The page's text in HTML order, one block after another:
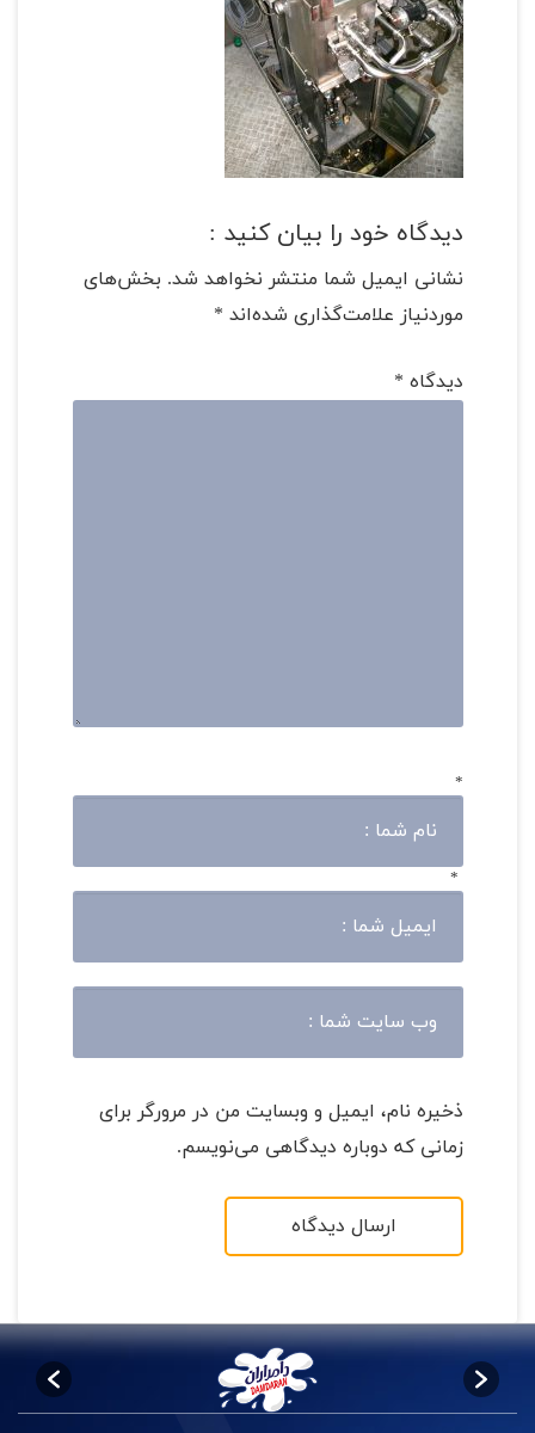
دیدگاه خود را بیان کنید :
نشانی ایمیل شما منتشر نخواهد شد. بخش‌های
موردنیاز علامت‌گذاری شده‌اند *
دیدگاه *
*
*
ذخیره نام، ایمیل و وبسایت من در مرورگر برای
زمانی که دوباره دیدگاهی می‌نویسم.